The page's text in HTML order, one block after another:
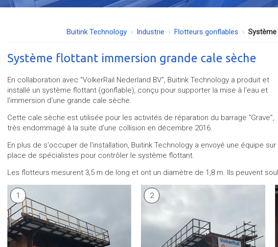
Buitink Technology Industrie Flotteurs gonflables
Système flottant immersion grande cale sèche
En collaboration avec "VolkerRail Nederland BV", Buitink Technology a produit et
installé un système flottant (gonflable), conçu pour supporter la mise à l'eau et
l'immersion d'une grande cale sèche.
Cette cale sèche est utilisée pour les activités de réparation du barrage "Grave",
très endommagé à la suite d'une collision en décembre 2016.
En plus de s'occuper de l'installation, Buitink Technology a envoyé une équipe sur
place de spécialistes pour contrôler le système flottant.
Les flotteurs mesurent 3,5 m de long et ont un diamètre de 1,8 m. Ils peuvent
1 2